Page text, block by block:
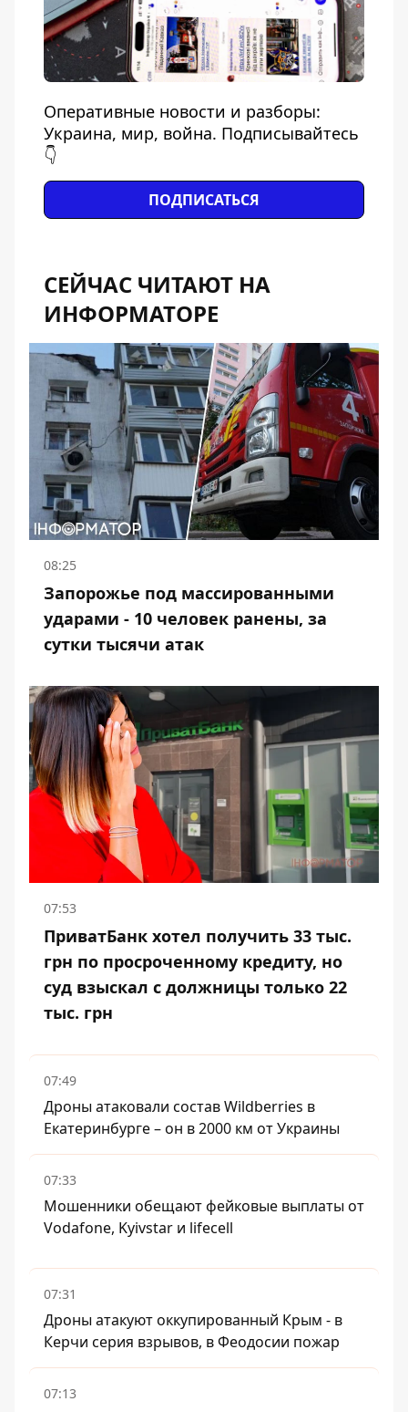
Оперативные новости и разборы:
Украина, мир, война. Подписывайтесь
👇
ПОДПИСАТЬСЯ
СЕЙЧАС ЧИТАЮТ НА
ИНФОРМАТОРЕ
08:25
Запорожье под массированными
ударами - 10 человек ранены, за
сутки тысячи атак
07:53
ПриватБанк хотел получить 33 тыс.
грн по просроченному кредиту, но
суд взыскал с должницы только 22
тыс. грн
07:49
Дроны атаковали состав Wildberries в
Екатеринбурге – он в 2000 км от Украины
07:33
Мошенники обещают фейковые выплаты от
Vodafone, Kyivstar и lifecell
07:31
Дроны атакуют оккупированный Крым - в
Керчи серия взрывов, в Феодосии пожар
07:13